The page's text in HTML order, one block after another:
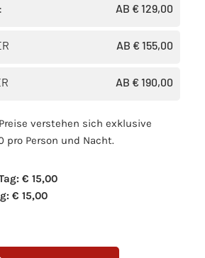
AB € 129,00
AB € 155,00
AB € 190,00
verstehen sich exklusive
pro Person und Nacht.
€ 15,00
€ 15,00